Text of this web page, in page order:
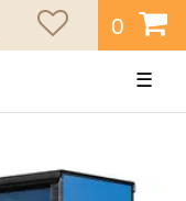
0
☰